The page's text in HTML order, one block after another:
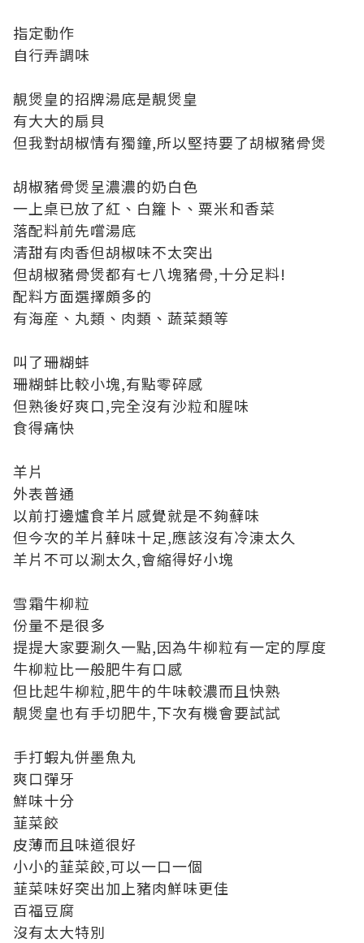
指定動作
自行弄調味
靚煲皇的招牌湯底是靚煲皇
有大大的扇貝
但我對胡椒情有獨鐘,所以堅持要了胡椒豬骨煲
胡椒豬骨煲呈濃濃的奶白色
一上桌已放了紅、白籮卜、粟米和香菜
落配料前先嚐湯底
清甜有肉香但胡椒味不太突出
但胡椒豬骨煲都有七八塊豬骨,十分足料!
配料方面選擇頗多的
有海産、丸類、肉類、蔬菜類等
叫了珊糊蚌
珊糊蚌比較小塊,有點零碎感
但熟後好爽口,完全沒有沙粒和腥味
食得痛快
羊片
外表普通
以前打邊爐食羊片感覺就是不夠蘚味
但今次的羊片蘚味十足,應該沒有冷涷太久
羊片不可以涮太久,會縮得好小塊
雪霜牛柳粒
份量不是很多
提提大家要涮久一點,因為牛柳粒有一定的厚度
牛柳粒比一般肥牛有口感
但比起牛柳粒,肥牛的牛味較濃而且快熟
靚煲皇也有手切肥牛,下次有機會要試試
手打蝦丸併墨魚丸
爽口彈牙
鮮味十分
韮菜餃
皮薄而且味道很好
小小的韮菜餃,可以一口一個
韮菜味好突出加上豬肉鮮味更佳
百福豆腐
沒有太大特別